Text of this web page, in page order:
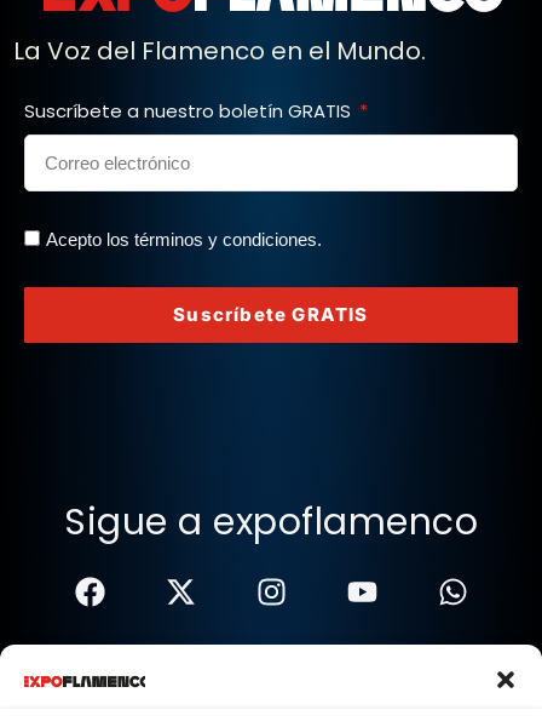
La Voz del Flamenco en el Mundo.
Suscríbete a nuestro boletín GRATIS
Acepto los términos y condiciones.
Suscríbete GRATIS
Sigue a expoflamenco
Términos Y Condiciones